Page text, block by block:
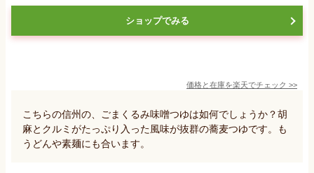
ショップでみる
価格と在庫を楽天でチェック >>
こちらの信州の、ごまくるみ味噌つゆは如何でしょうか？胡
麻とクルミがたっぷり入った風味が抜群の蕎麦つゆです。も
うどんや素麺にも合います。